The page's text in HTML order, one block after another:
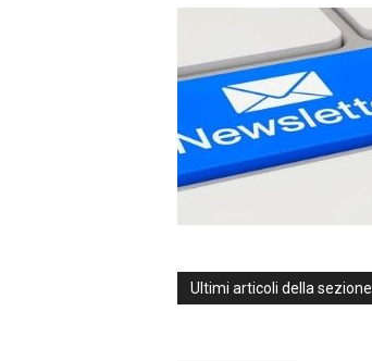
Ultimi articoli della sezione